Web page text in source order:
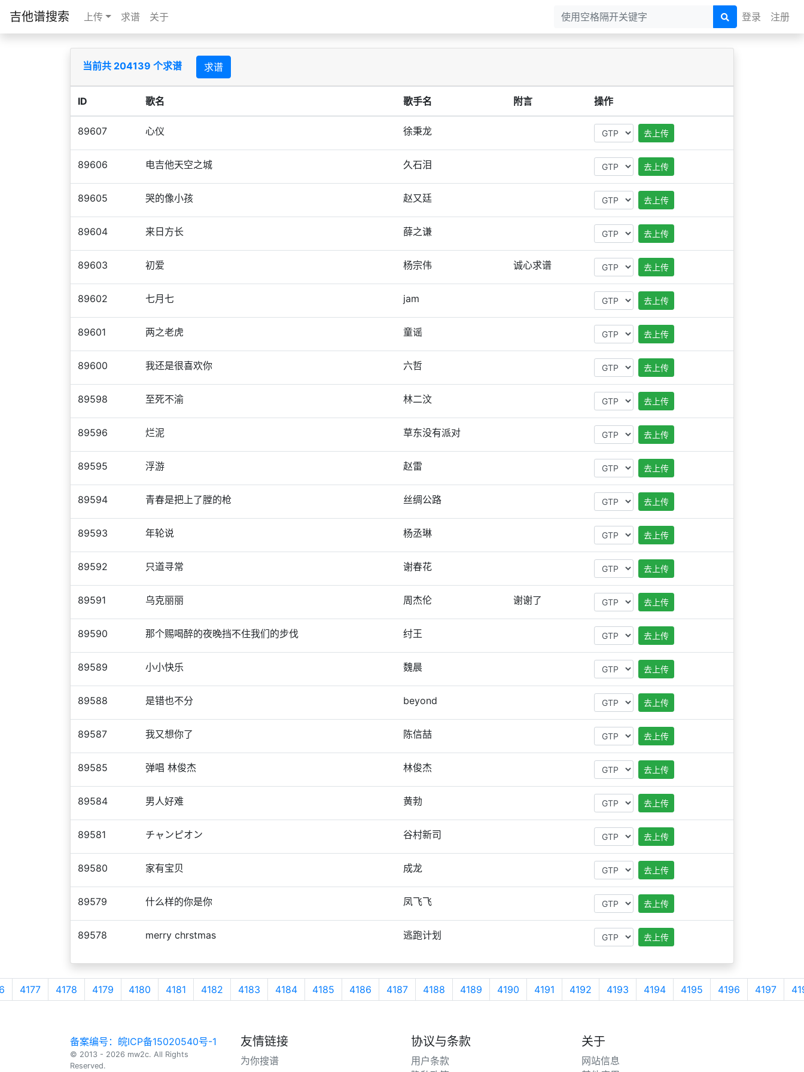
吉他谱搜索 上传 求谱 关于 登录 注册
当前共 204139 个求谱 求谱
ID 歌名 歌手名 附言 操作
89607 心仪 徐秉龙 去上传
89606 电吉他天空之城 久石泪 去上传
89605 哭的像小孩 赵又廷 去上传
89604 来日方长 薛之谦 去上传
89603 初爱 杨宗伟 诚心求谱 去上传
89602 七月七 jam 去上传
89601 两之老虎 童谣 去上传
89600 我还是很喜欢你 六哲 去上传
89598 至死不渝 林二汶 去上传
89596 烂泥 草东没有派对 去上传
89595 浮游 赵雷 去上传
89594 青春是把上了膛的枪 丝绸公路 去上传
89593 年轮说 杨丞琳 去上传
89592 只道寻常 谢春花 去上传
89591 乌克丽丽 周杰伦 谢谢了 去上传
89590 那个赐喝醉的夜晚挡不住我们的步伐 纣王 去上传
89589 小小快乐 魏晨 去上传
89588 是错也不分 beyond 去上传
89587 我又想你了 陈信喆 去上传
89585 弹唱 林俊杰 林俊杰 去上传
89584 男人好难 黄勃 去上传
89581 チャンピオン 谷村新司 去上传
89580 家有宝贝 成龙 去上传
89579 什么样的你是你 凤飞飞 去上传
89578 merry chrstmas 逃跑计划 去上传
4177 4178 4179 4180 4181 4182 4183 4184 4185 4186 4187 4188 4189 4190 4191 4192 4193 4194 4195 4196 4197
备案编号：皖ICP备15020540号-1
© 2013 - 2026 mw2c. All Rights
Reserved.
友情链接
为你搜谱
协议与条款
用户条款
关于
网站信息